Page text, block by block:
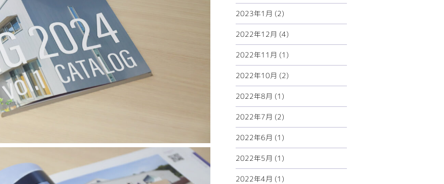
2023年1月 (2)
2022年12月 (4)
2022年11月 (1)
2022年10月 (2)
2022年8月 (1)
2022年7月 (2)
2022年6月 (1)
2022年5月 (1)
2022年4月 (1)